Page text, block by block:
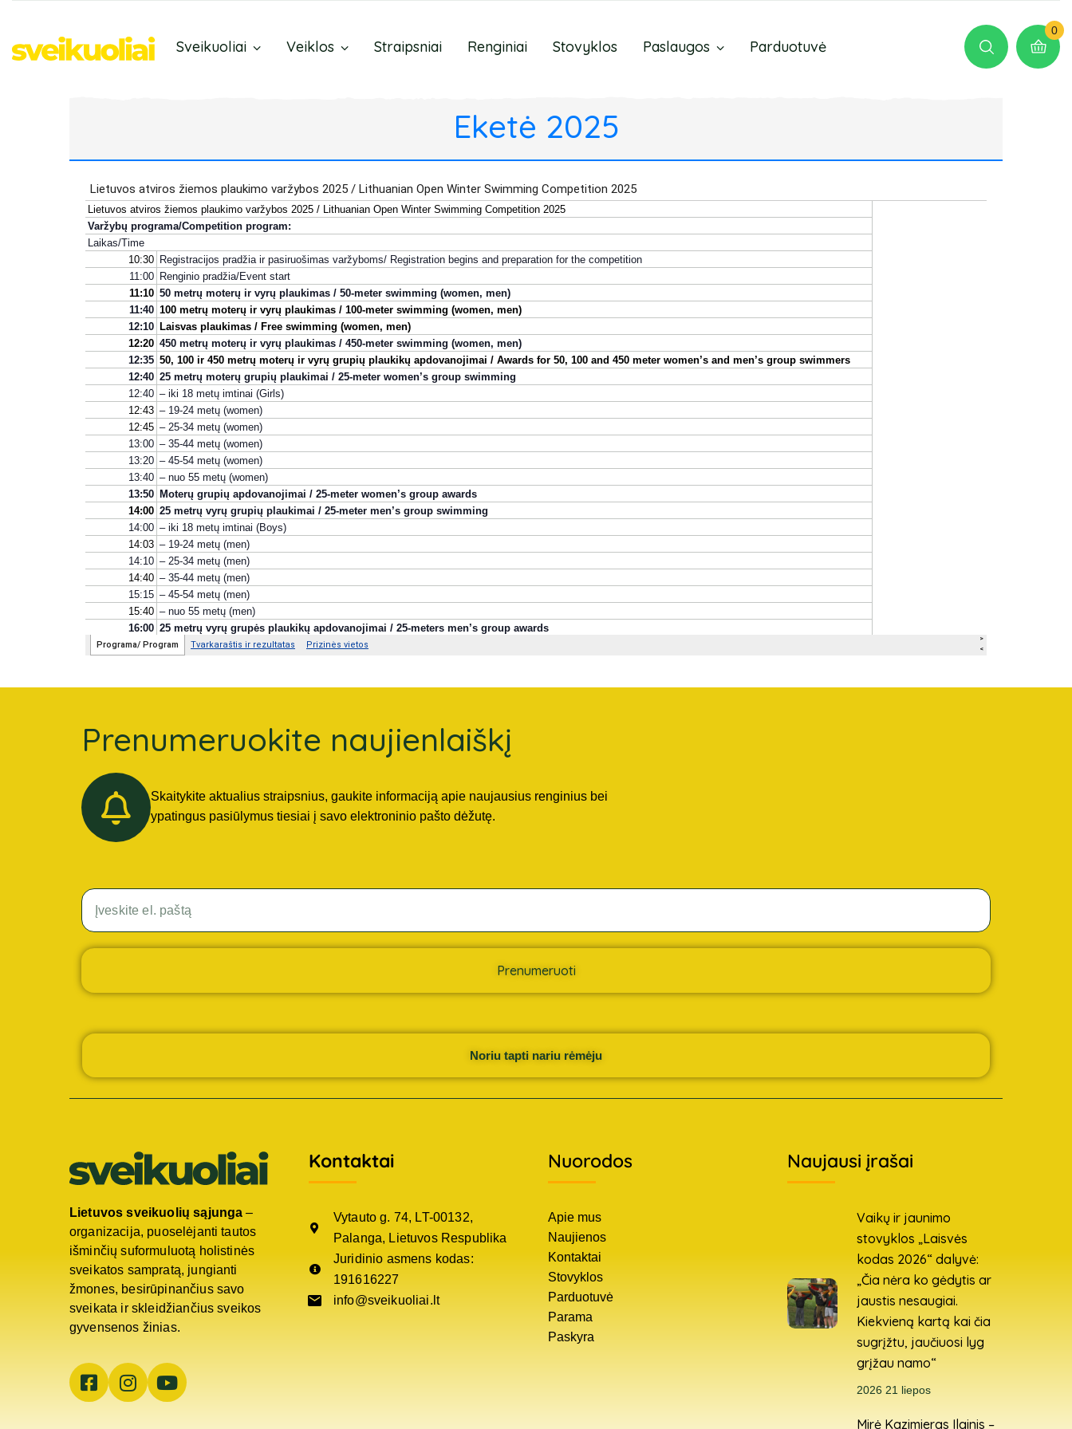
Sveikuoliai Veiklos Straipsniai Renginiai Stovyklos Paslaugos Parduotuvė
0
Eketė 2025
Prenumeruokite naujienlaiškį
Skaitykite aktualius straipsnius, gaukite informaciją apie naujausius renginius bei
ypatingus pasiūlymus tiesiai į savo elektroninio pašto dėžutę.
Prenumeruoti
Noriu tapti nariu rėmėju
Lietuvos sveikuolių sąjunga –
organizacija, puoselėjanti tautos
išminčių suformuluotą holistinės
sveikatos sampratą, jungianti
žmones, besirūpinančius savo
sveikata ir skleidžiančius sveikos
gyvensenos žinias.
Kontaktai
Vytauto g. 74, LT-00132,
Palanga, Lietuvos Respublika
Juridinio asmens kodas:
191616227
info@sveikuoliai.lt
Nuorodos
Apie mus
Naujienos
Kontaktai
Stovyklos
Parduotuvė
Parama
Paskyra
Naujausi įrašai
Vaikų ir jaunimo
stovyklos „Laisvės
kodas 2026“ dalyvė:
„Čia nėra ko gėdytis ar
jaustis nesaugiai.
Kiekvieną kartą kai čia
sugrįžtu, jaučiuosi lyg
grįžau namo“
2026 21 liepos
Mirė Kazimieras Ilginis –